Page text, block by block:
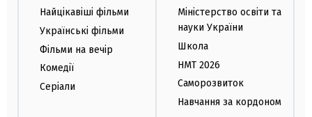
Найцікавіші фільми
Українські фільми
Фільми на вечір
Комедії
Серіали
Міністерство освіти та
науки України
Школа
НМТ 2026
Саморозвиток
Навчання за кордоном